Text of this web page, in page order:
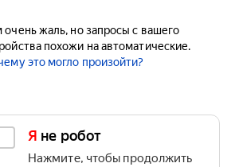
очень жаль, но запросы с вашего
похожи на автоматические.
это могло произойти?
Я не робот
Нажмите, чтобы продолжить